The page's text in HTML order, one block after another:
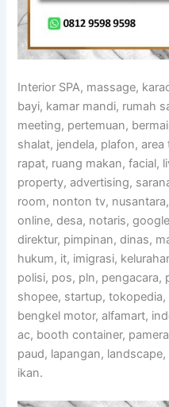
Interior SPA, massage,
bayi, kamar mandi, rumah
meeting, pertemuan,
shalat, jendela, plafon,
rapat, ruang makan, facial,
property, advertising,
room, nonton tv,
online, desa, notaris,
direktur, pimpinan, dinas,
hukum, it, imigrasi,
polisi, pos, pln, pengacara,
shopee, startup,
bengkel motor, alfamart,
ac, booth container,
paud, lapangan,
ikan.